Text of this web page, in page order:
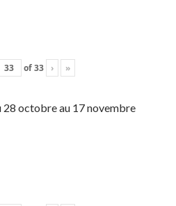
of33 › »
28 octobre au 17 novembre